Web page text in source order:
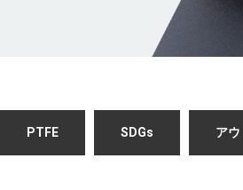
PTFE SDGs ア